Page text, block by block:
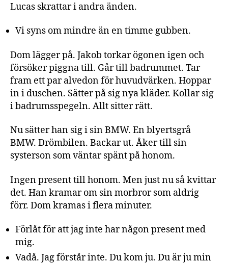
Lucas skrattar i andra änden.
Vi syns om mindre än en timme gubben.
Dom lägger på. Jakob torkar ögonen igen och
försöker piggna till. Går till badrummet. Tar
fram ett par alvedon för huvudvärken. Hoppar
in i duschen. Sätter på sig nya kläder. Kollar sig
i badrumsspegeln. Allt sitter rätt.
Nu sätter han sig i sin BMW. En blyertsgrå
BMW. Drömbilen. Backar ut. Åker till sin
systerson som väntar spänt på honom.
Ingen present till honom. Men just nu så kvittar
det. Han kramar om sin morbror som aldrig
förr. Dom kramas i flera minuter.
Förlåt för att jag inte har någon present med
mig.
Vadå. Jag förstår inte. Du kom ju. Du är ju min